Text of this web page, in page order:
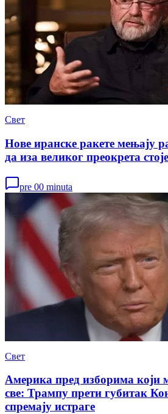
Свет
Нове иранске ракете мењају
да иза великог преокрета
pre 00 minuta
Свет
Америка пред изборима који
све: Трампу прети губитак
спремају истраге